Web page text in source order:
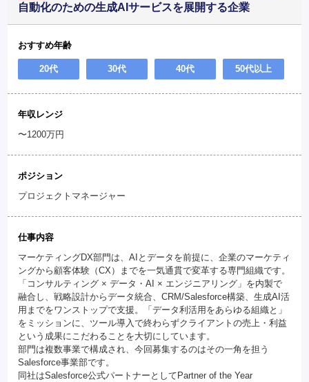
自動化のための生成AIサービスを展開する企業
おすすめ年齢
20代 30代 40代 50代以上
年収レンジ
〜1200万円
ポジション
プロジェクトマネージャー
仕事内容
マーケティングDX部門は、AIとデータを前提に、企業のマーケティ
ングから顧客体験（CX）までを一気通貫で変革する専門組織です。
「コンサルティング × データ・AI × エンジニアリング」を内製で
融合し、戦略設計からデータ統合、CRM/Salesforce構築、生成AI活
用までをワンストップで支援。「データ利活用をあらゆる組織と」
をミッションに、ツール導入で終わらずクライアントの売上・利益
という成果にこだわることを大切にしています。
部門は複数事業で構成され、今回募集するのはその一角を担う
Salesforce事業部です。
同社はSalesforce公式パートナーとしてPartner of the Year